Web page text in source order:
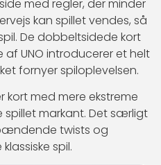
med regler, der minder
kan spillet vendes, så
De dobbeltsidede kort
UNO introducerer et helt
fornyer spiloplevelsen.
kort med mere ekstreme
markant. Det særligt
twists og
spil.